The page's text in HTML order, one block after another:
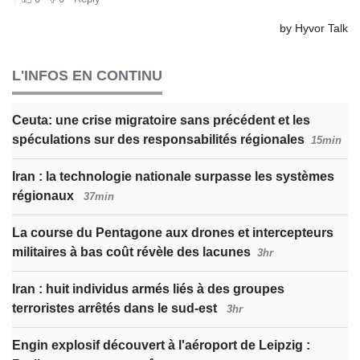
L'INFOS EN CONTINU
Ceuta: une crise migratoire sans précédent et les
spéculations sur des responsabilités régionales 15min
Iran : la technologie nationale surpasse les systèmes
régionaux
37min
La course du Pentagone aux drones et intercepteurs
militaires à bas coût révèle des lacunes 3hr
Iran : huit individus armés liés à des groupes
terroristes arrêtés dans le sud-est
3hr
Engin explosif découvert à l'aéroport de Leipzig :